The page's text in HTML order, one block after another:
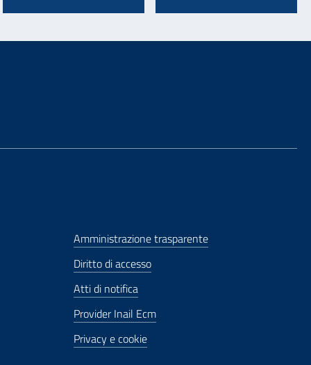
Amministrazione trasparente
Diritto di accesso
Atti di notifica
Provider Inail Ecm
Privacy e cookie